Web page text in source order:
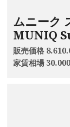
ムニーク
MUNIQ
販売価格
家賃相場